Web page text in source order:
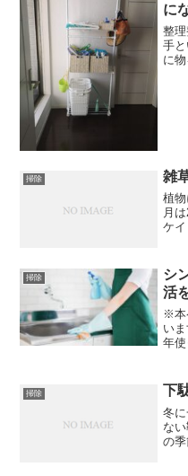
に
整
手
に
掃除 雑
植
月
ケ
え
い
掃除
シ
活
※本
い
年
せる
こ
掃除 下
冬
な
の季